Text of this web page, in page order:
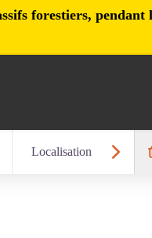
forestiers,
Localisation